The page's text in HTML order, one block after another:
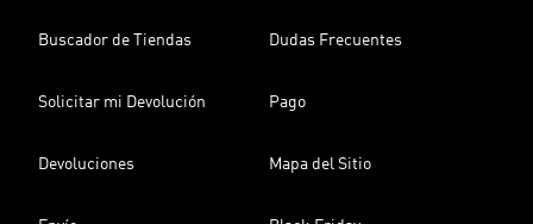
Buscador de Tiendas Dudas Frecuentes
Solicitar mi Devolución Pago
Devoluciones Mapa del Sitio